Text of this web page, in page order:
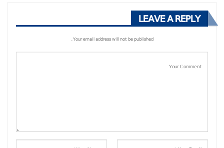
LEAVE A REPLY
Your email address will not be published.